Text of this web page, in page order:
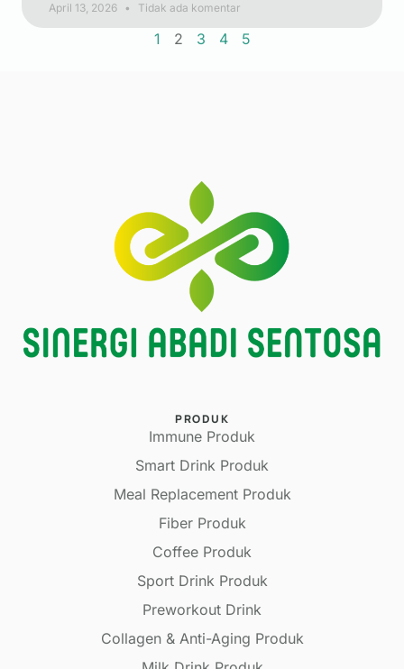
April 13, 2026 Tidak ada komentar
1 2 3 4 5
PRODUK
Immune Produk
Smart Drink Produk
Meal Replacement Produk
Fiber Produk
Coffee Produk
Sport Drink Produk
Preworkout Drink
Collagen & Anti-Aging Produk